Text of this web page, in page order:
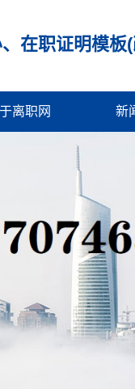
在职证明模板
离职网 新